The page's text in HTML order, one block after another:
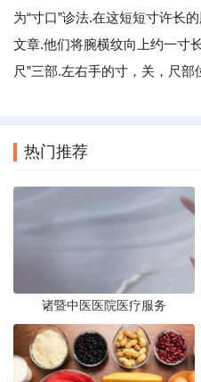
为“寸口”诊法.在这短短寸许长
文章.他们将腕横纹向上约一寸
尺”三部.左右手的寸，关，尺部
热门推荐
诸暨中医医院医疗服务